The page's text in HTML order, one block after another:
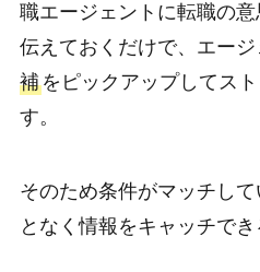
職エージェントに転職の
伝えておくだけで、エージ
補をピックアップしてス
す。
そのため条件がマッチし
となく情報をキャッチでき